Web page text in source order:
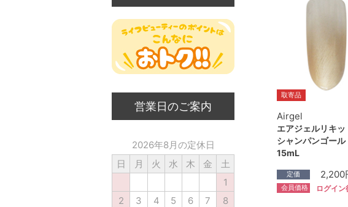
取寄品
Airgel
エアジェルリキッ
シャンパンゴール
15mL
定価 2,200
会員価格 ログイ
営業日のご案内
2026年8月の定休日
日
月 火 水 木 金
土
1
2
3 4 5 6 7
8